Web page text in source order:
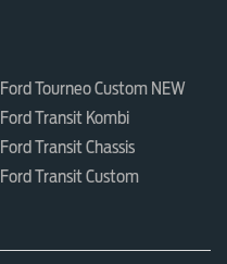
Ford Tourneo Custom NEW
Ford Transit Kombi
Ford Transit Chassis
Ford Transit Custom